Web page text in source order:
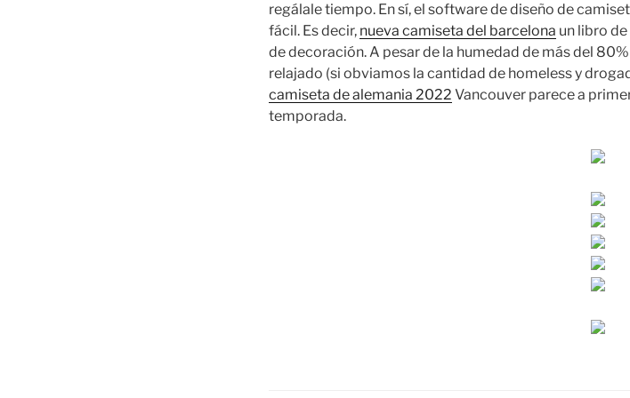
regálale tiempo. En sí, el software de diseño de
fácil. Es decir, nueva camiseta del barcelona un libro
de decoración. A pesar de la humedad de más del
relajado (si obviamos la cantidad de homeless y
camiseta de alemania 2022 Vancouver parece a
temporada.